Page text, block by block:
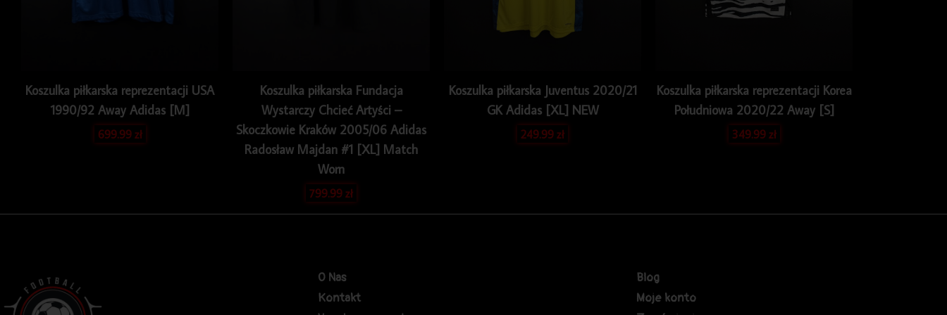
Koszulka piłkarska reprezentacji USA
1990/92 Away Adidas [M]
699.99zł
Koszulka piłkarska Fundacja
Wystarczy Chcieć Artyści –
Skoczkowie Kraków 2005/06 Adidas
Radosław Majdan #1 [XL] Match
Worn
799.99zł
Koszulka piłkarska Juventus 2020/21
GK Adidas [XL] NEW
249.99zł
Koszulka piłkarska reprezentacji Korea
Południowa 2020/22 Away [S]
349.99zł
O Nas
Kontakt
Blog
Moje konto